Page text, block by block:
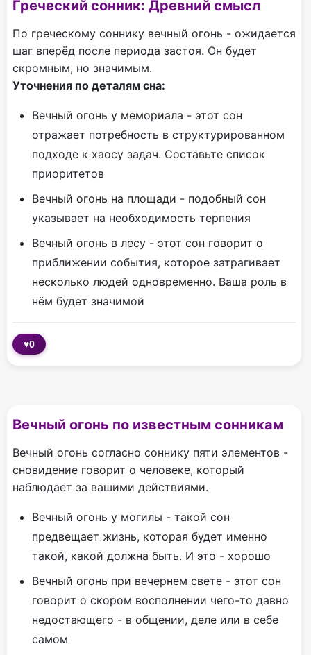
Греческий сонник: Древний смысл
По греческому соннику вечный огонь - ожидается
шаг вперёд после периода застоя. Он будет
скромным, но значимым.
Уточнения по деталям сна:
Вечный огонь у мемориала - этот сон
отражает потребность в структурированном
подходе к хаосу задач. Составьте список
приоритетов
Вечный огонь на площади - подобный сон
указывает на необходимость терпения
Вечный огонь в лесу - этот сон говорит о
приближении события, которое затрагивает
несколько людей одновременно. Ваша роль в
нём будет значимой
♥0
Вечный огонь по известным сонникам
Вечный огонь согласно соннику пяти элементов -
сновидение говорит о человеке, который
наблюдает за вашими действиями.
Вечный огонь у могилы - такой сон
предвещает жизнь, которая будет именно
такой, какой должна быть. И это - хорошо
Вечный огонь при вечернем свете - этот сон
говорит о скором восполнении чего-то давно
недостающего - в общении, деле или в себе
самом